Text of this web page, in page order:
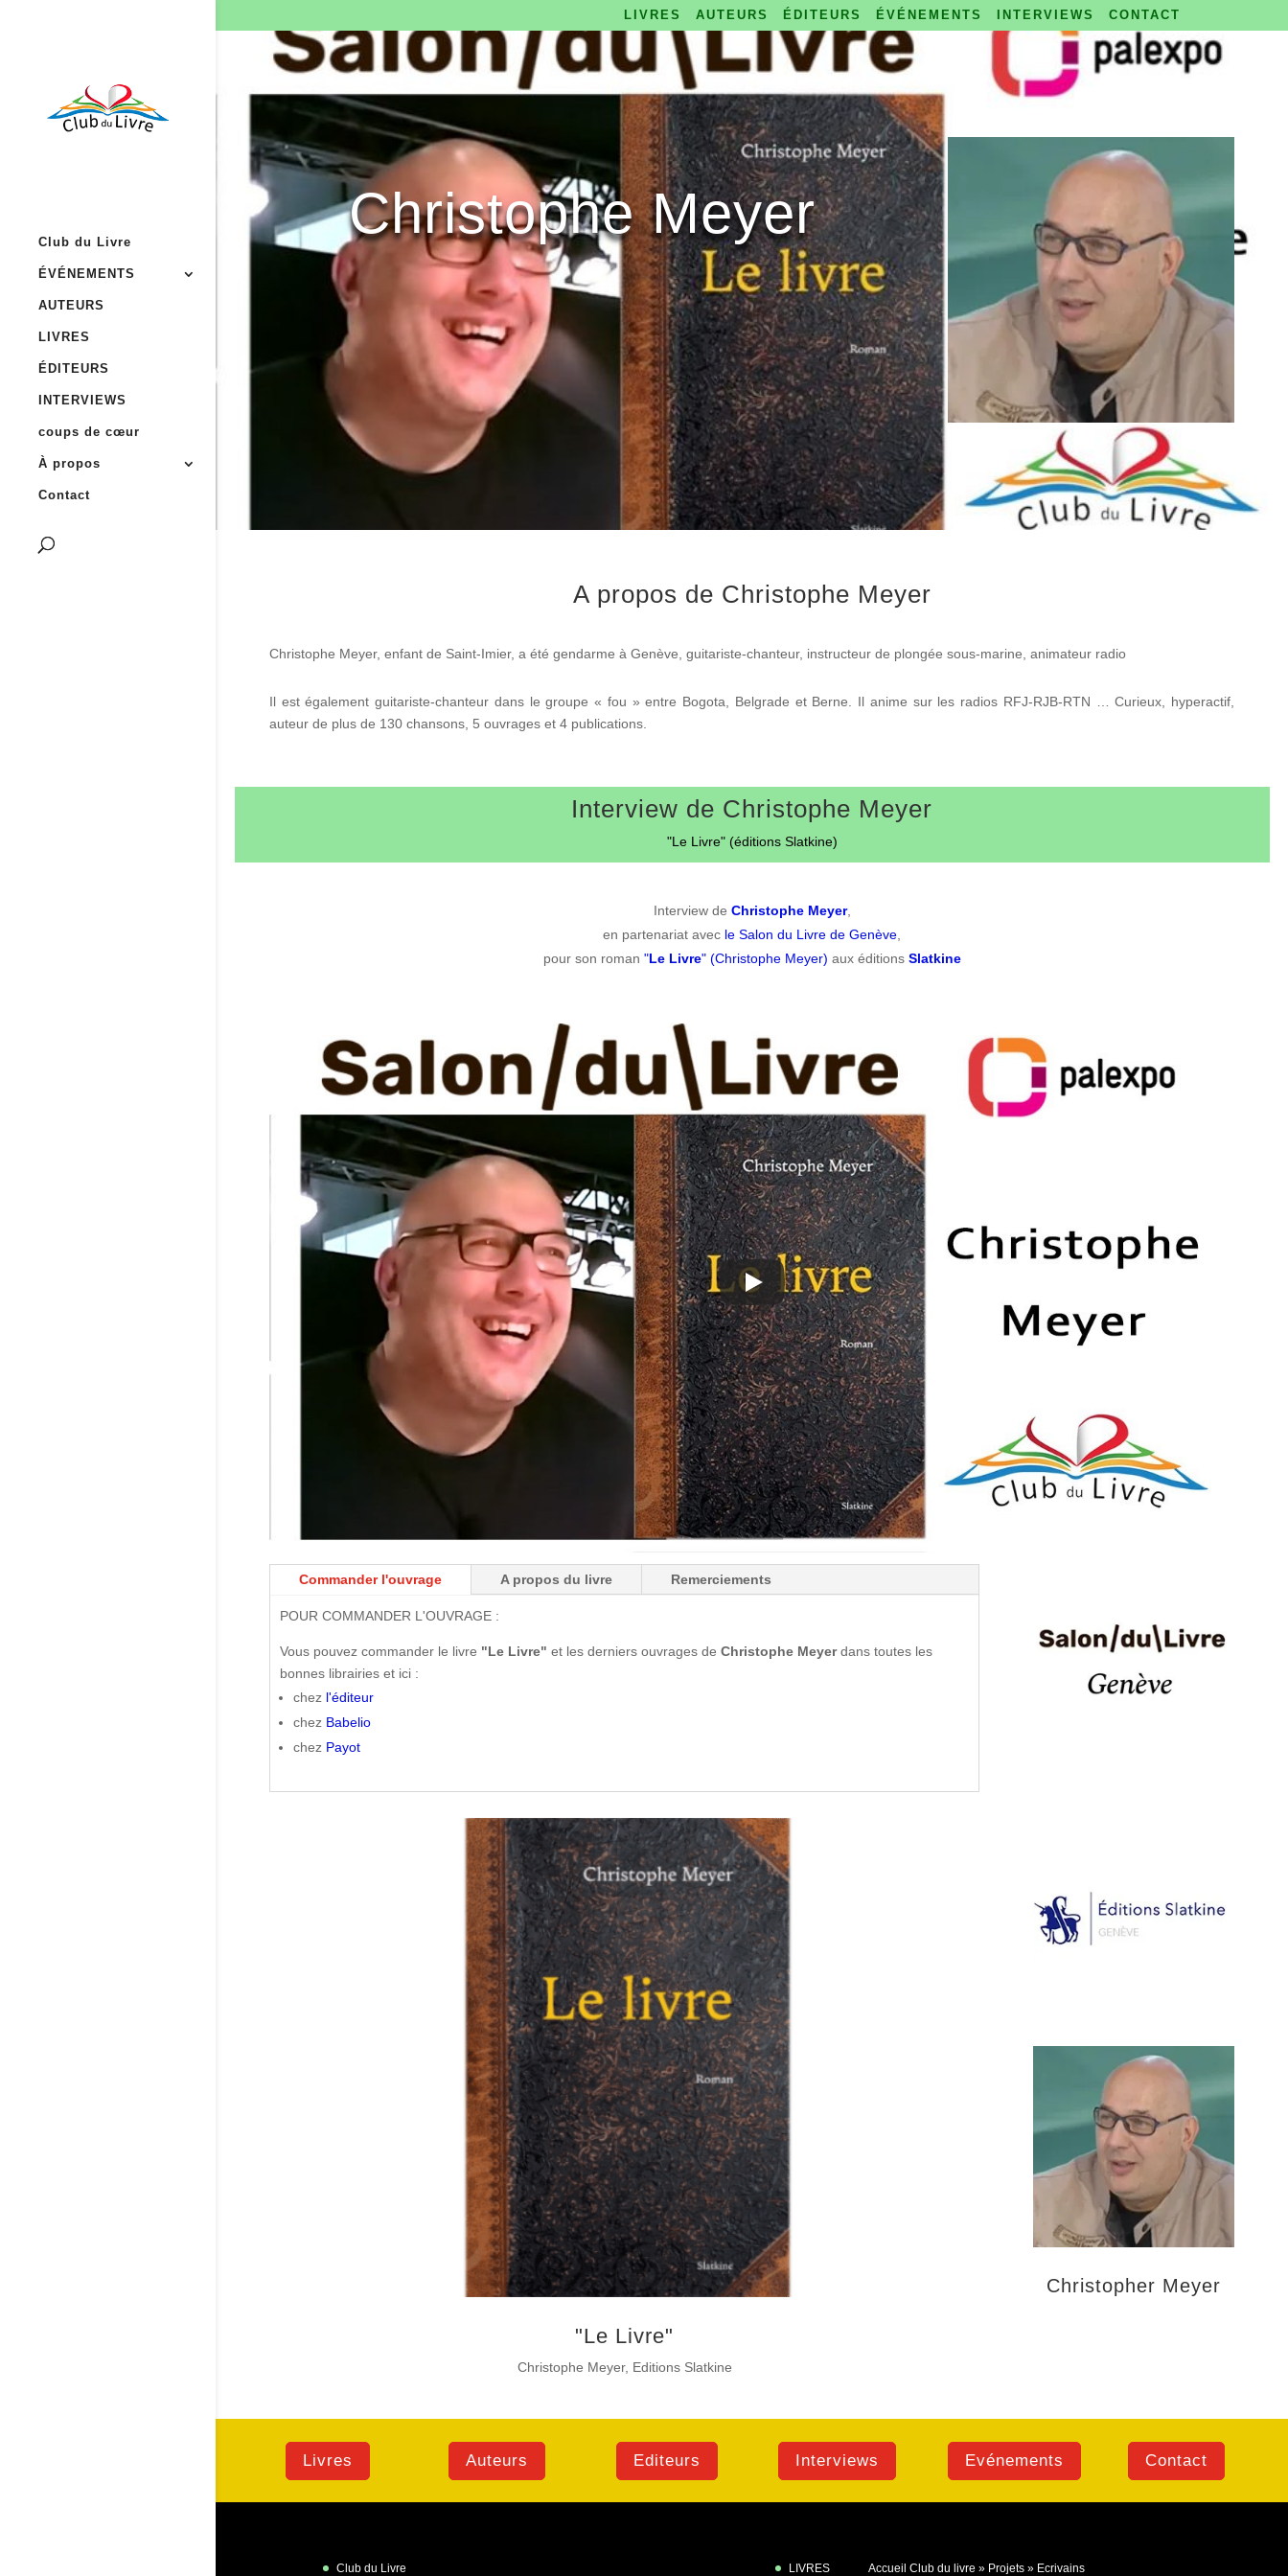
LIVRES AUTEURS ÉDITEURS ÉVÉNEMENTS INTERVIEWS CONTACT
Club du Livre
ÉVÉNEMENTS
AUTEURS
LIVRES
ÉDITEURS
INTERVIEWS
coups de cœur
À propos
Contact
Christophe Meyer
A propos de Christophe Meyer
Christophe Meyer, enfant de Saint-Imier, a été gendarme à Genève, guitariste-chanteur, instructeur de plongée sous-marine, animateur radio
Il est également guitariste-chanteur dans le groupe « fou » entre Bogota, Belgrade et Berne. Il anime sur les radios RFJ-RJB-RTN … Curieux, hyperactif,
auteur de plus de 130 chansons, 5 ouvrages et 4 publications.
Interview de Christophe Meyer
"Le Livre" (éditions Slatkine)
Interview de Christophe Meyer,
en partenariat avec le Salon du Livre de Genève
pour son roman "Le Livre" (Christophe Meyer) aux éditions Slatkine
Commander l'ouvrage A propos du livre Remerciements
POUR COMMANDER L'OUVRAGE :
Vous pouvez commander le livre "Le Livre" et les derniers ouvrages de Christophe Meyerdans toutes les
bonnes librairies et ici :
chez l'éditeur
chez Babelio
chez Payot
"Le Livre"
Christophe Meyer, Editions Slatkine
Christopher Meyer
Livres Auteurs Editeurs Interviews Evénements Contact
Club du Livre LIVRES Accueil Club du livre » Projets » Ecrivains